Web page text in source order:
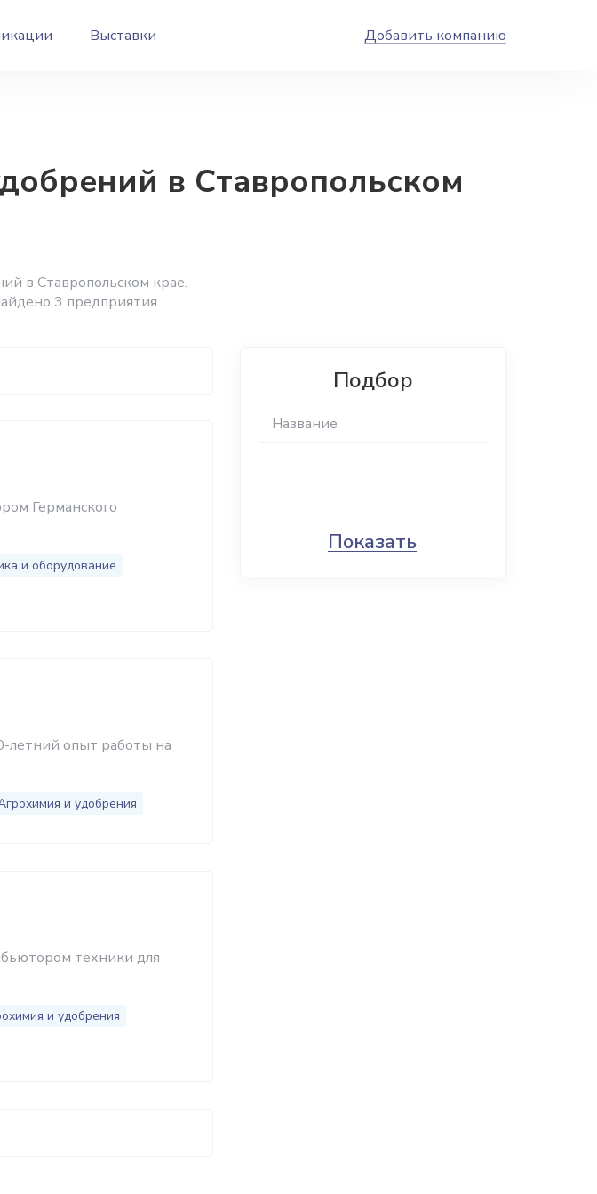
Выставки Добавить компанию
в Ставропольском
в Ставропольском крае.
3 предприятия.
Германского
и оборудование
опыт работы на
и удобрения
техники для
и удобрения
Подбор
Показать